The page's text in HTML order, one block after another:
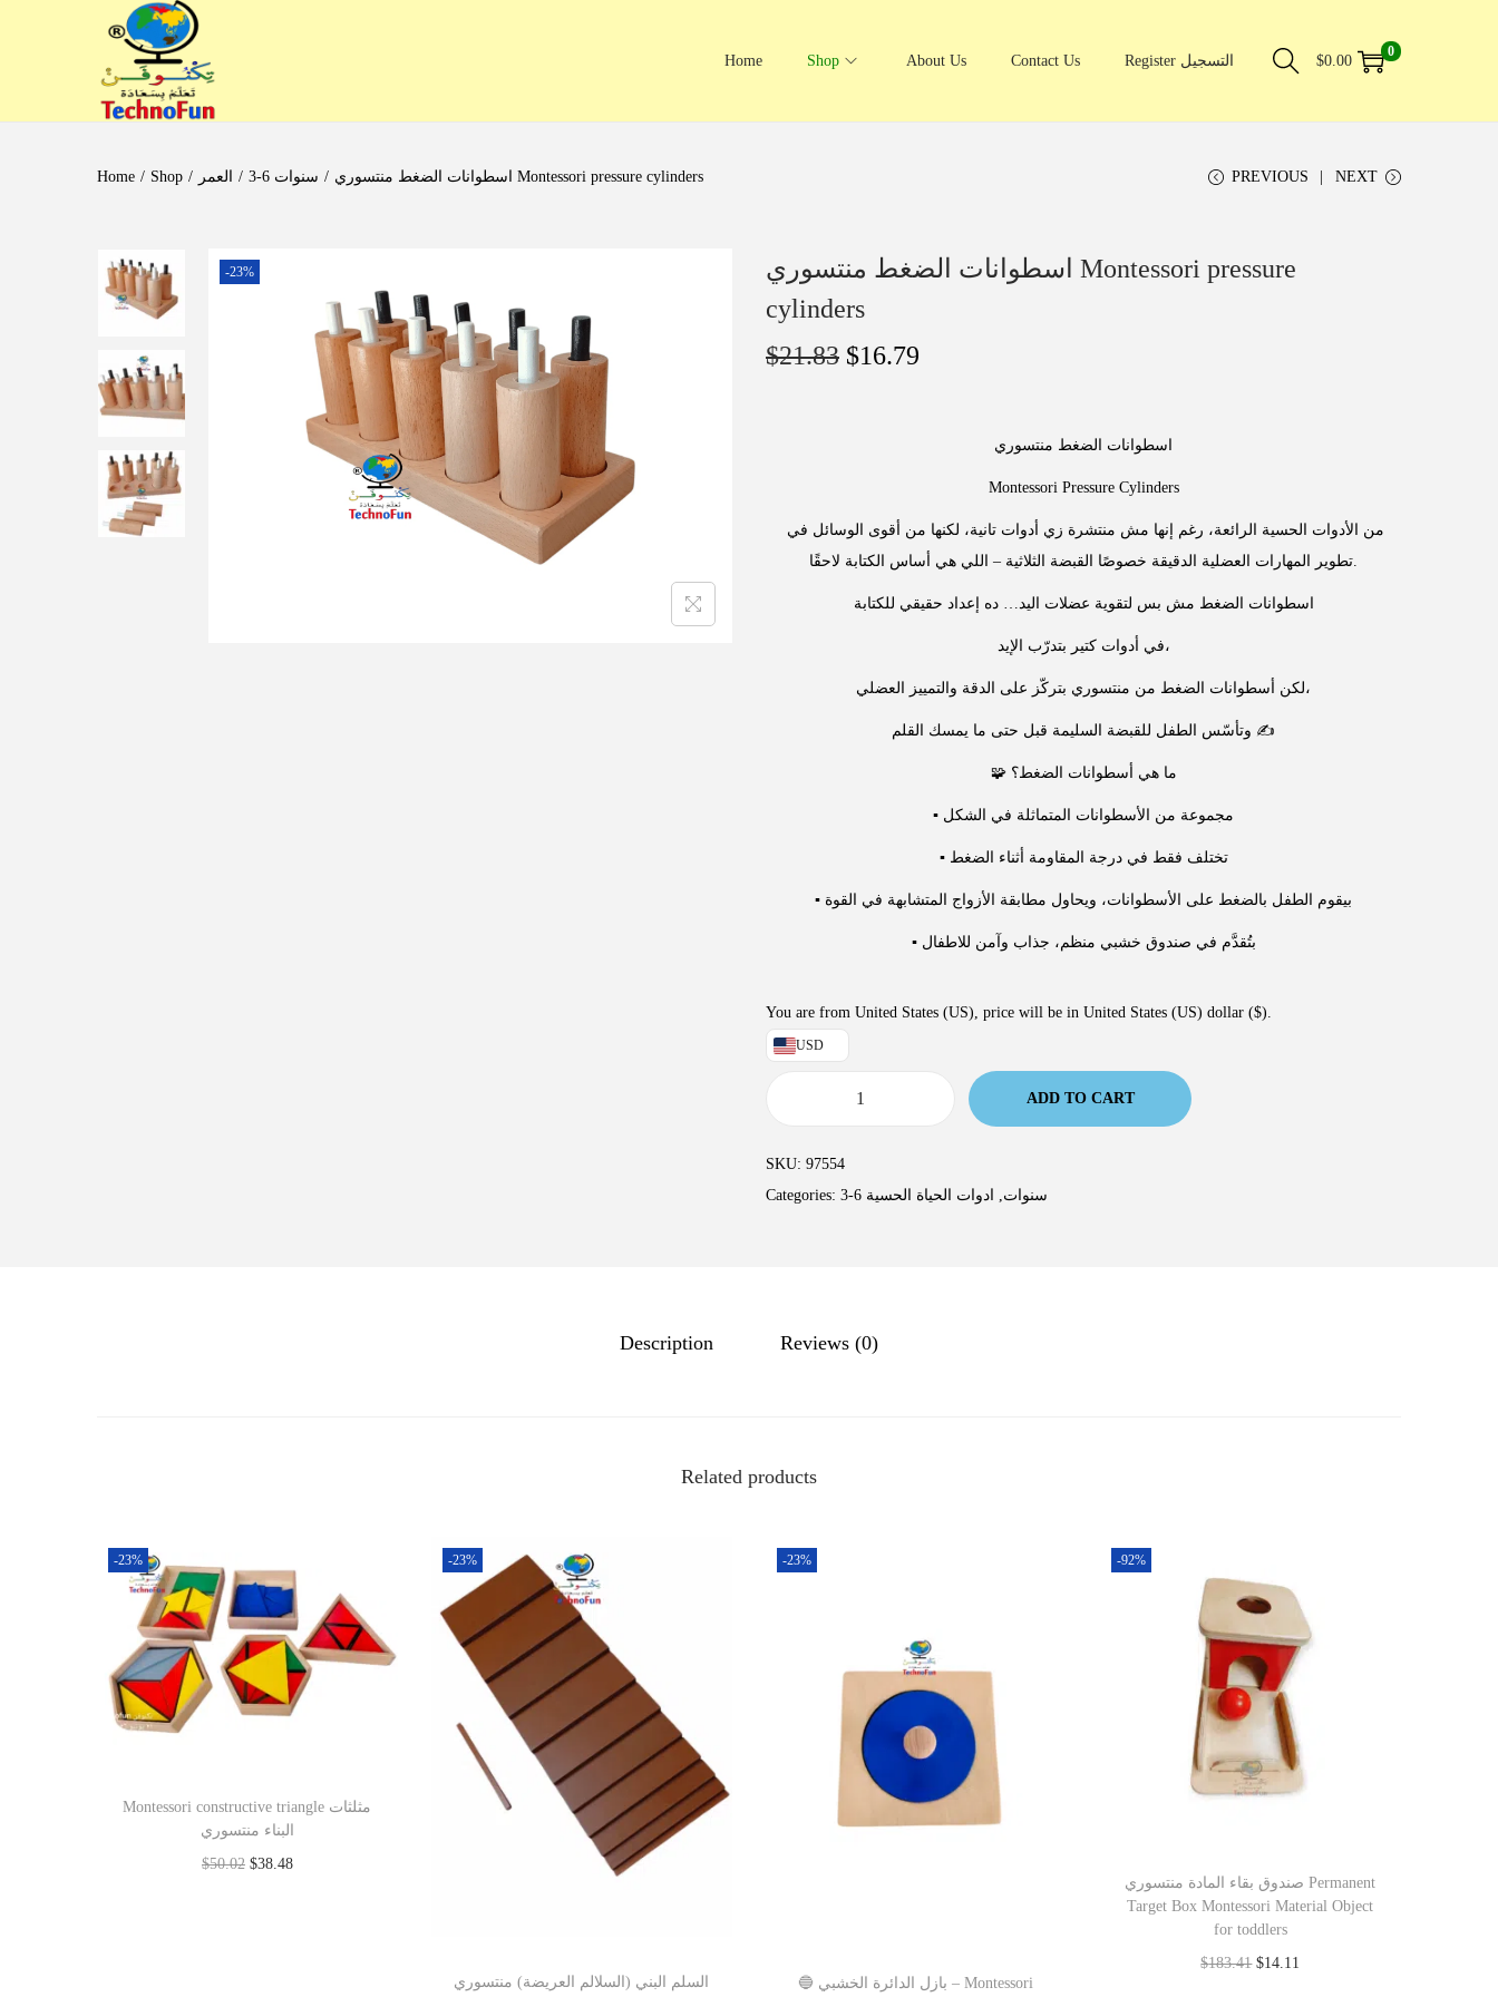
Home Shop About Us Contact Us Register التسجيل $0.00
0
Home / Shop / العمر / 3-6 سنوات / اسطوانات الضغط منتسوري Montessori pressure cylinders PREVIOUS NEXT
-23%
اسطوانات الضغط منتسوري Montessori pressure
cylinders
$21.83 $16.79
اسطوانات الضغط منتسوري
Montessori Pressure Cylinders
تطوير المهارات العضلية الدقيقة خصوصًا القبضة الثلاثية – اللي هي أساس الكتابة لاحقًا.
اسطوانات الضغط مش بس لتقوية عضلات اليد… ده إعداد حقيقي للكتابة
في أدوات كتير بتدرّب الإيد،
لكن أسطوانات الضغط من منتسوري بتركّز على الدقة والتمييز العضلي،
وتأسّس الطفل للقبضة السليمة قبل حتى ما يمسك القلم ✍️
🧩 ما هي أسطوانات الضغط؟
▪️ مجموعة من الأسطوانات المتماثلة في الشكل
▪️ تختلف فقط في درجة المقاومة أثناء الضغط
▪️ بيقوم الطفل بالضغط على الأسطوانات، ويحاول مطابقة الأزواج المتشابهة في القوة
▪️ بتُقدَّم في صندوق خشبي منظم، جذاب وآمن للاطفال
You are from United States (US), price will be in United States (US) dollar ($).
USD
ADD TO CART
SKU: 97554
Categories:
3-6 سنوات, ادوات الحياة الحسية
Description Reviews (0)
Related products
-23%
Montessori constructive triangle مثلثات
البناء منتسوري
$50.02 $38.48
-23%
السلم البني (السلالم العريضة) منتسوري
-23%
‍🔵 بازل الدائرة الخشبي – Montessori
-92%
صندوق بقاء المادة منتسوري Permanent
Target Box Montessori Material Object
for toddlers
$183.41 $14.11